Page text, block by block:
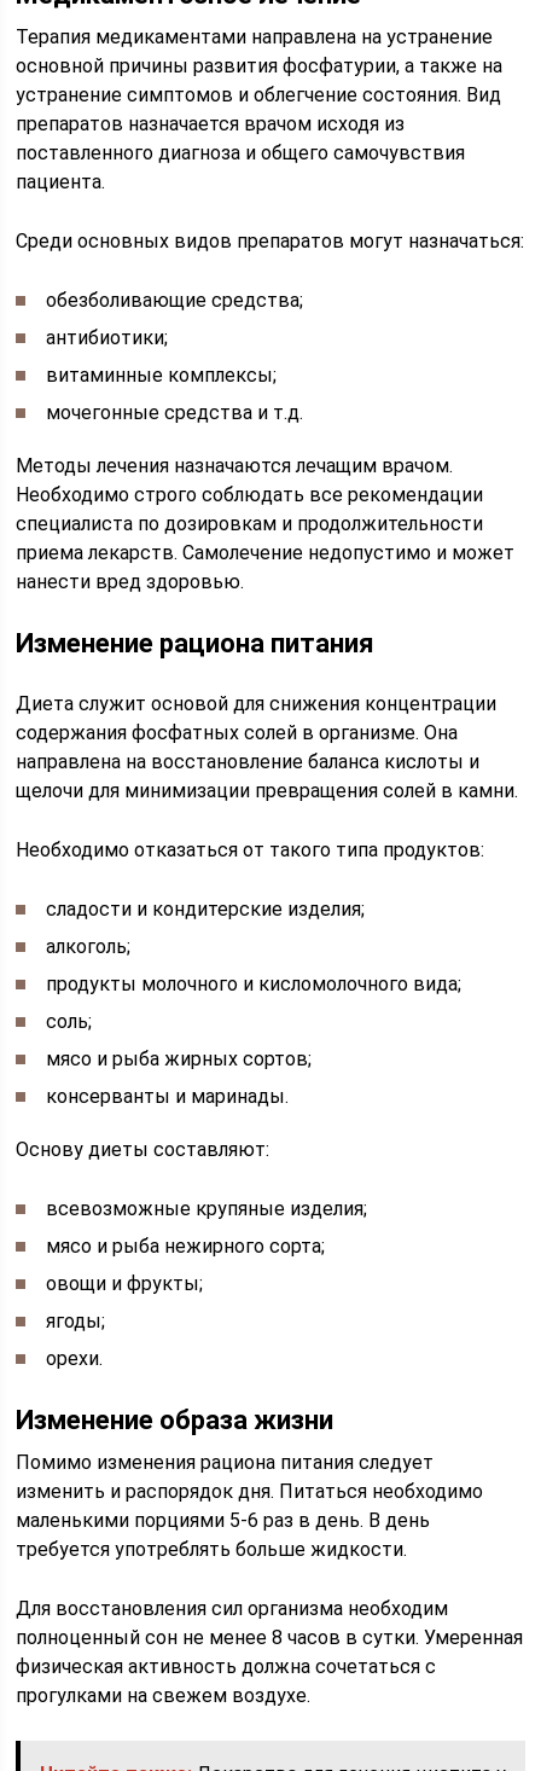
Терапия медикаментами направлена на устранение
основной причины развития фосфатурии, а также на
устранение симптомов и облегчение состояния. Вид
препаратов назначается врачом исходя из
поставленного диагноза и общего самочувствия
пациента.
Среди основных видов препаратов могут назначаться:
обезболивающие средства;
антибиотики;
витаминные комплексы;
мочегонные средства и т.д.
Методы лечения назначаются лечащим врачом.
Необходимо строго соблюдать все рекомендации
специалиста по дозировкам и продолжительности
приема лекарств. Самолечение недопустимо и может
нанести вред здоровью.
Изменение рациона питания
Диета служит основой для снижения концентрации
содержания фосфатных солей в организме. Она
направлена на восстановление баланса кислоты и
щелочи для минимизации превращения солей в камни.
Необходимо отказаться от такого типа продуктов:
сладости и кондитерские изделия;
алкоголь;
продукты молочного и кисломолочного вида;
соль;
мясо и рыба жирных сортов;
консерванты и маринады.
Основу диеты составляют:
всевозможные крупяные изделия;
мясо и рыба нежирного сорта;
овощи и фрукты;
ягоды;
орехи.
Изменение образа жизни
Помимо изменения рациона питания следует
изменить и распорядок дня. Питаться необходимо
маленькими порциями 5-6 раз в день. В день
требуется употреблять больше жидкости.
Для восстановления сил организма необходим
полноценный сон не менее 8 часов в сутки. Умеренная
физическая активность должна сочетаться с
прогулками на свежем воздухе.